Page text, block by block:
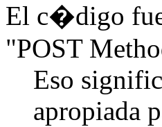
El c�digo
"POST
Eso
apropiada